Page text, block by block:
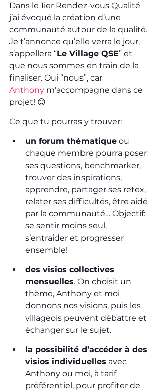
Dans le 1ier Rendez-vous Qualité
j’ai évoqué la création d’une
communauté autour de la qualité.
Je t’annonce qu’elle verra le jour,
s’appellera “Le Village QSE” et
que nous sommes en train de la
finaliser. Oui “nous”, car
Anthony m’accompagne dans ce
projet! 😊
Ce que tu pourras y trouver:
un forum thématique ou
chaque membre pourra poser
ses questions, benchmarker,
trouver des inspirations,
apprendre, partager ses retex,
relater ses difficultés, être aidé
par la communauté… Objectif:
se sentir moins seul,
s’entraider et progresser
ensemble!
des visios collectives
mensuelles. On choisit un
thème, Anthony et moi
donnons nos visions, puis les
villageois peuvent débattre et
échanger sur le sujet.
la possibilité d’accéder à des
visios individuelles avec
Anthony ou moi, à tarif
préférentiel, pour profiter de